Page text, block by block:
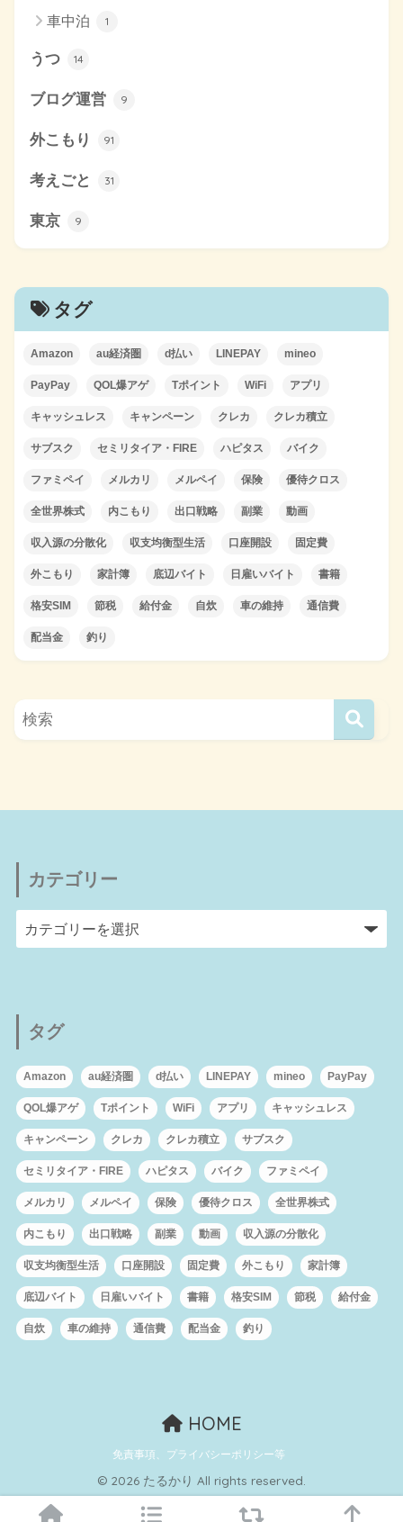
車中泊 1
うつ 14
ブログ運営 9
外こもり 91
考えごと 31
東京 9
タグ
Amazon au経済圏 d払い LINEPAY mineo
PayPay QOL爆アゲ Tポイント WiFi アプリ
キャッシュレス キャンペーン クレカ クレカ積立
サブスク セミリタイア・FIRE ハピタス バイク
ファミペイ メルカリ メルペイ 保険 優待クロス
全世界株式 内こもり 出口戦略 副業 動画
収入源の分散化 収支均衡型生活 口座開設 固定費
外こもり 家計簿 底辺バイト 日雇いバイト 書籍
格安SIM 節税 給付金 自炊 車の維持 通信費
配当金 釣り
カテゴリー
タグ
Amazon au経済圏 d払い LINEPAY mineo PayPay
QOL爆アゲ Tポイント WiFi アプリ キャッシュレス
キャンペーン クレカ クレカ積立 サブスク
セミリタイア・FIRE ハピタス バイク ファミペイ
メルカリ メルペイ 保険 優待クロス 全世界株式
内こもり 出口戦略 副業 動画 収入源の分散化
収支均衡型生活 口座開設 固定費 外こもり 家計簿
底辺バイト 日雇いバイト 書籍 格安SIM 節税 給付金
自炊 車の維持 通信費 配当金 釣り
HOME
免責事項、プライバシーポリシー等
© 2026 たるかり All rights reserved.